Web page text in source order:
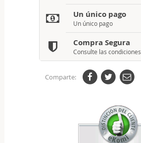
Un único pago
Un único pago
Compra Segura
Consulte las condiciones
Comparte: